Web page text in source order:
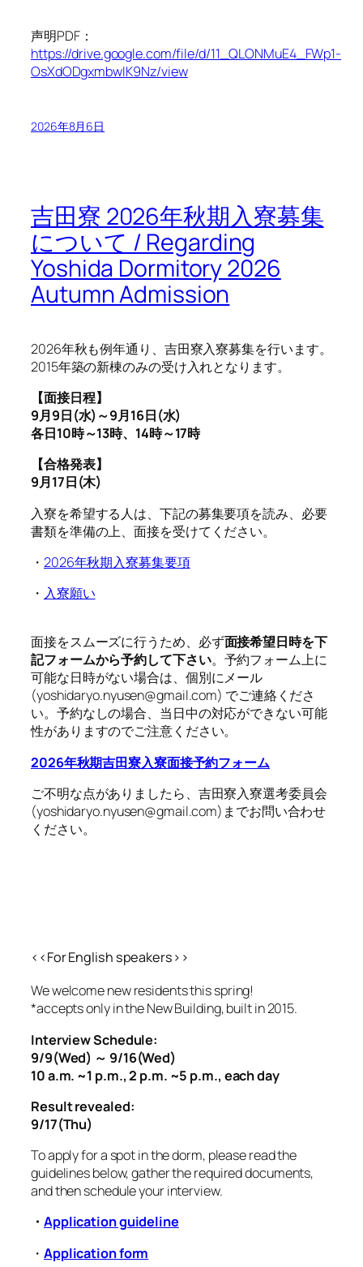
声明PDF：
https://drive.google.com/file/d/11_QLONMuE4_FWp1-
OsXdODgxmbwIK9Nz/view
2026年8月6日
吉田寮 2026年秋期入寮募集
について / Regarding
Yoshida Dormitory 2026
Autumn Admission
2026年秋も例年通り、吉田寮入寮募集を行います。
2015年築の新棟のみの受け入れとなります。
【面接日程】
9月9日(水)～9月16日(水)
各日10時～13時、14時～17時
【合格発表】
9月17日(木)
入寮を希望する人は、下記の募集要項を読み、必要
書類を準備の上、面接を受けてください。
・ 2026年秋期入寮募集要項
・ 入寮願い
面接をスムーズに行うため、必ず面接希望日時を下
記フォームから予約して下さい。予約フォーム上に
可能な日時がない場合は、個別にメール
(yoshidaryo.nyusen@gmail.com) でご連絡くださ
い。予約なしの場合、当日中の対応ができない可能
性がありますのでご注意ください。
2026年秋期吉田寮入寮面接予約フォーム
ご不明な点がありましたら、吉田寮入寮選考委員会
(yoshidaryo.nyusen@gmail.com)までお問い合わせ
ください。
<<For English speakers>>
We welcome new residents this spring!
*accepts only in the New Building, built in 2015.
Interview Schedule:
9/9(Wed) ～ 9/16(Wed)
10 a.m. ~1 p.m., 2 p.m. ~5 p.m., each day
Result revealed:
9/17(Thu)
To apply for a spot in the dorm, please read the
guidelines below, gather the required documents,
and then schedule your interview.
・ Application guideline
・ Application form